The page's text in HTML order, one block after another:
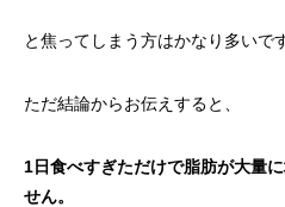
と焦ってしまう方はかなり多いで
ただ結論からお伝えすると、
1日食べすぎただけで脂肪が大量
せん。